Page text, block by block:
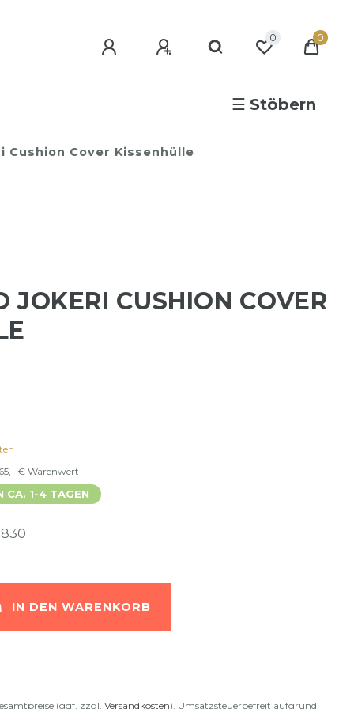
0
0
☰ Stöbern
Cushion Cover Kissenhülle
JOKERI CUSHION COVER
€ Warenwert
CA. 1-4 TAGEN
830
IN DEN WARENKORB
(ggf. zzgl. Versandkosten). Umsatzsteuerbefreit aufgrund